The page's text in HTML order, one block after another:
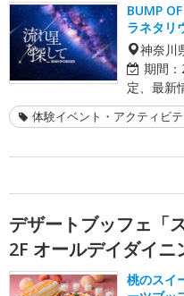
BUMP
ラネタリ
神奈川
期間：
定、最新
体験イベント・アクティビ
デザートブッフェ「
2F オールデイダイニ
桃のスイ